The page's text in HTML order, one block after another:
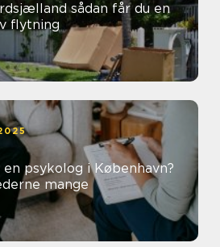
sådan får du en
flytning
psykolog i København?
mange